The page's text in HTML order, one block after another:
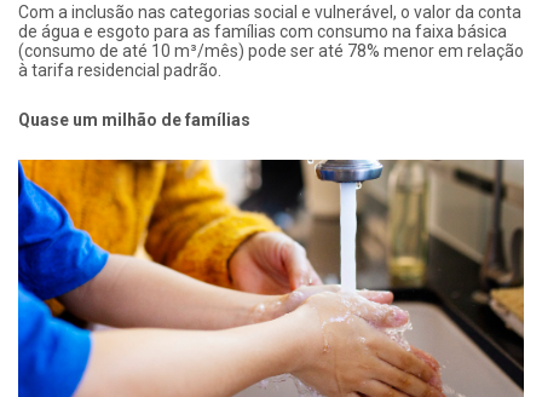
Com a inclusão nas categorias social e vulnerável, o valor da conta
de água e esgoto para as famílias com consumo na faixa básica
(consumo de até 10 m³/mês) pode ser até 78% menor em relação
à tarifa residencial padrão.
Quase um milhão de famílias